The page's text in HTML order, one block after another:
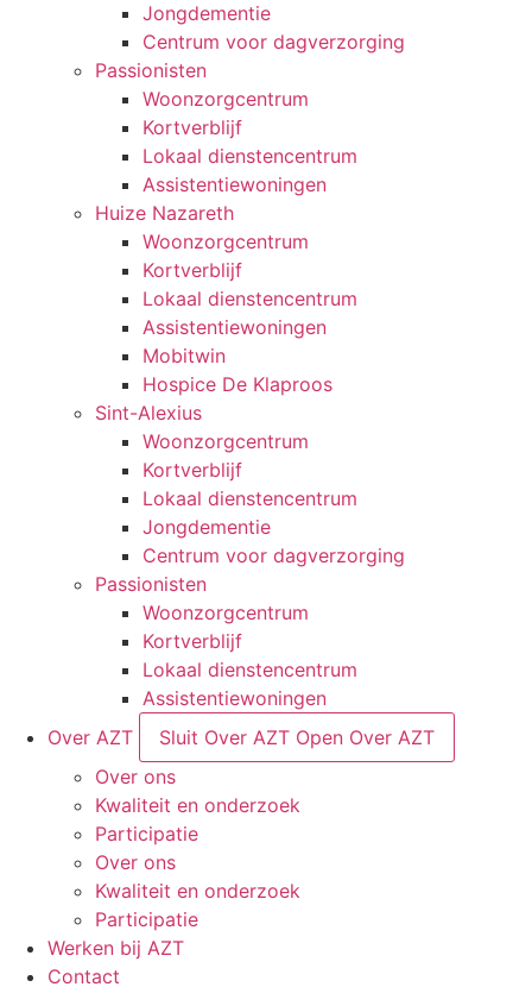
Jongdementie
Centrum voor dagverzorging
Passionisten
Woonzorgcentrum
Kortverblijf
Lokaal dienstencentrum
Assistentiewoningen
Huize Nazareth
Woonzorgcentrum
Kortverblijf
Lokaal dienstencentrum
Assistentiewoningen
Mobitwin
Hospice De Klaproos
Sint-Alexius
Woonzorgcentrum
Kortverblijf
Lokaal dienstencentrum
Jongdementie
Centrum voor dagverzorging
Passionisten
Woonzorgcentrum
Kortverblijf
Lokaal dienstencentrum
Assistentiewoningen
Over AZT
Sluit Over AZT Open Over AZT
Over ons
Kwaliteit en onderzoek
Participatie
Over ons
Kwaliteit en onderzoek
Participatie
Werken bij AZT
Contact